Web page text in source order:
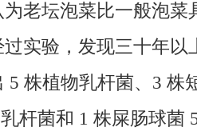
老坛泡菜比一般泡菜
实验，发现三十年以
5 株植物乳杆菌、3 株
杆菌和 1 株屎肠球菌